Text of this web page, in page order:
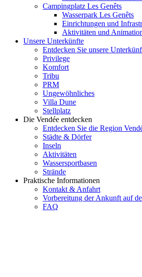
Campingplatz Les Genêts
Wasserpark Les Genêts
Einrichtungen und
Aktivitäten und
Unsere Unterkünfte
Entdecken Sie unsere
Privilege
Komfort
Tribu
PRM
Ungewöhnliches
Villa Dune
Stellplatz
Die Vendée entdecken
Entdecken Sie die Region
Städte & Dörfer
Inseln
Aktivitäten
Wassersportbasen
Strände
Praktische Informationen
Kontakt & Anfahrt
Vorbereitung der Ankunft auf
FAQ